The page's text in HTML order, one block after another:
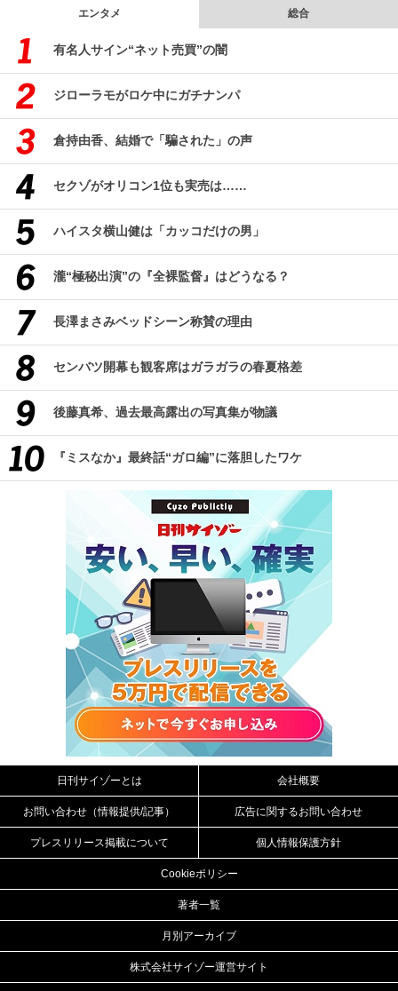
エンタメ 総合
有名人サイン“ネット売買”の闇
ジローラモがロケ中にガチナンパ
倉持由香、結婚で「騙された」の声
セクゾがオリコン1位も実売は……
ハイスタ横山健は「カッコだけの男」
瀧“極秘出演”の『全裸監督』はどうなる？
長澤まさみベッドシーン称賛の理由
センバツ開幕も観客席はガラガラの春夏格差
後藤真希、過去最高露出の写真集が物議
『ミスなか』最終話“ガロ編”に落胆したワケ
日刊サイゾーとは 会社概要
お問い合わせ（情報提供/記事） 広告に関するお問い合わせ
プレスリリース掲載について 個人情報保護方針
Cookieポリシー
著者一覧
月別アーカイブ
株式会社サイゾー運営サイト